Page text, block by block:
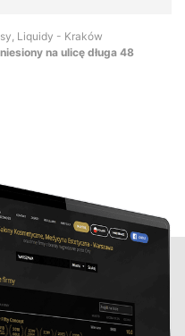
Liquidy - Kraków
na ulicę długa 48